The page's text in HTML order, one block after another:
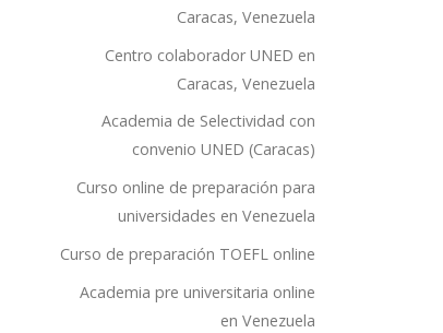
Caracas, Venezuela
Centro colaborador UNED en
Caracas, Venezuela
Academia de Selectividad con
convenio UNED (Caracas)
Curso online de preparación para
universidades en Venezuela
Curso de preparación TOEFL online
Academia pre universitaria online
en Venezuela